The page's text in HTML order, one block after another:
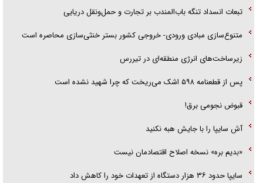
تبعات انسداد تنگه باب‌المندب بر تجارت و حمل‌ونقل دریایی
متنوع‌سازی مبادی ورودی- خروجی کشور بستر خنثی‌سازی محاصره است
زیرساخت‌های انرژی منطقه‌ای در تیررس
پس از قطعنامه ۵۹۸ اشک می‌ریخت که چرا شهید نشده است
قبوض نجومی برق!
آش سایپا را با جایش هبه نکنید
«بدیم بره» نسخه اصلاح اقتصادمان نیست
سایپا حدود ۳۶ هزار دستگاه از تعهدات خود را کاهش داد